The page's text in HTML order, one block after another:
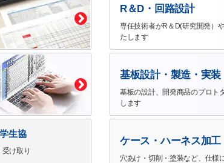
生協
け取り
R＆D・回路設計
専任技術者がR＆D(研究開発）
たします
基板設計・製造・実装
基板の設計、開発商品のプロト
します
ケース・ハーネス加工
穴あけ・切削・塗装など、仕様